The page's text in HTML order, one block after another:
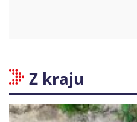
Z kraju